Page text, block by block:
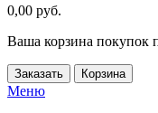
0,00 руб.
Ваша корзина покупок
Заказать Корзина
Меню